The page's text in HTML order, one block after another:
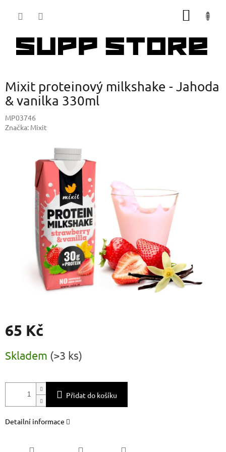
Mixit proteinový milkshake - Jahoda
& vanilka 330ml
MP03746
Značka: Mixit
65 Kč
cena:
Skladem (>3 ks)
Přidat do košíku
Detailní informace